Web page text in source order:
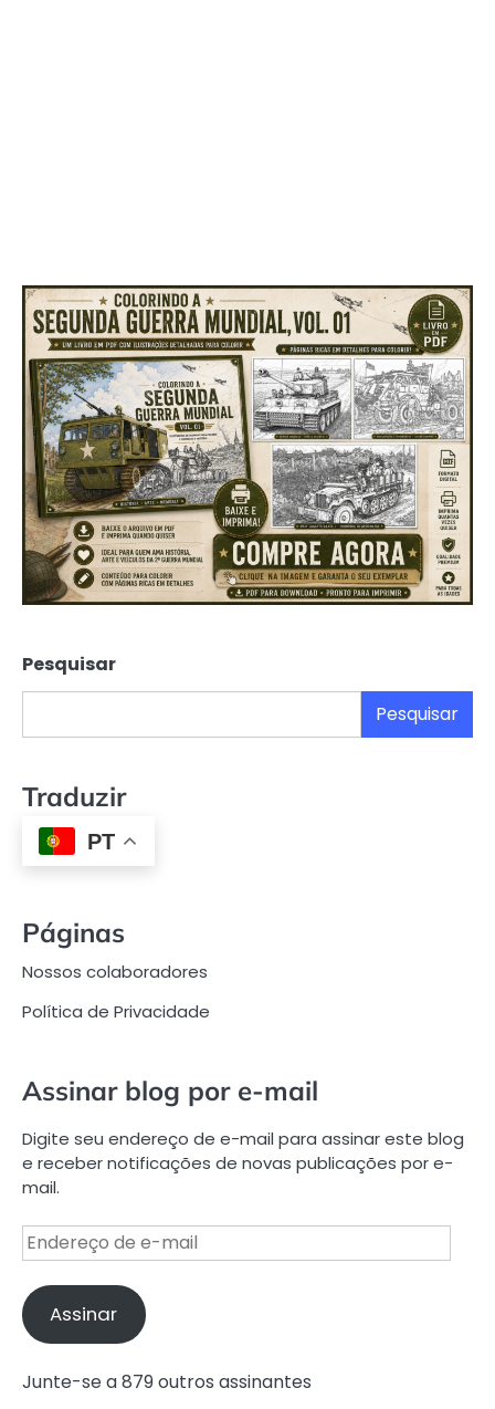
Pesquisar
Pesquisar
Traduzir
PT
Páginas
Nossos colaboradores
Política de Privacidade
Assinar blog por e-mail
Digite seu endereço de e-mail para assinar este blog
e receber notificações de novas publicações por e-
mail.
Endereço
de
e-
mailAssinar
Junte-se a 879 outros assinantes